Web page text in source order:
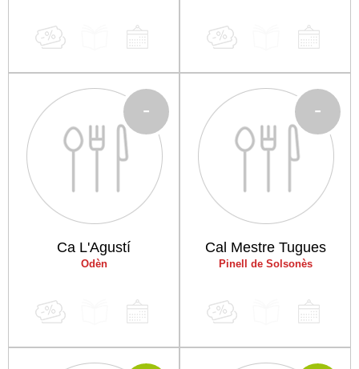
Ca L'Agustí
Odèn
-
Cal Mestre Tugues
Pinell de Solsonès
-